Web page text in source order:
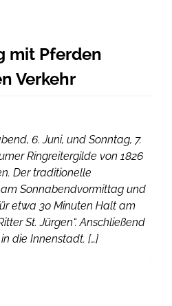
mit Pferden
Verkehr
6. Juni, und Sonntag, 7.
Ringreitergilde von 1826
Der traditionelle
Sonnabendvormittag und
etwa 30 Minuten Halt am
St. Jürgen“. Anschließend
die Innenstadt. […]